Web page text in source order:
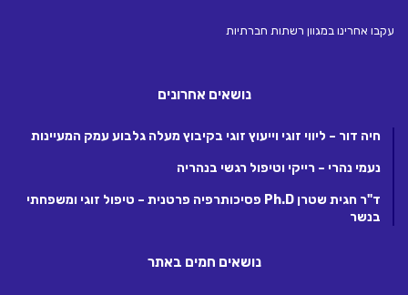
עקבו אחרינו במגוון רשתות חברתיות
נושאים אחרונים
חיה דור – ליווי זוגי וייעוץ זוגי בקיבוץ מעלה גלבוע עמק המעיינות
נעמי נהרי – רייקי וטיפול רגשי בנהריה
ד"ר חגית שטרן Ph.D פסיכותרפיה פרטנית – טיפול זוגי ומשפחתי
בנשר
נושאים חמים באתר